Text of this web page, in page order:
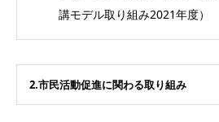
講モデル取り組み2021年度）
2.市民活動促進に関わる取り組み